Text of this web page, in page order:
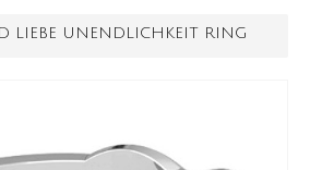
LIEBE UNENDLICHKEIT RING